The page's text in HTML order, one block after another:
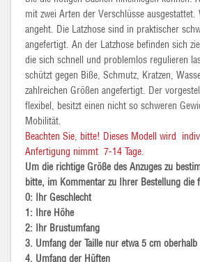
mit zwei Arten der Verschlüsse ausgestattet.
angeht. Die Latzhose sind in praktischer
angefertigt. An der Latzhose befinden sich
die sich schnell und problemlos regulieren
schützt gegen Biße, Schmutz, Kratzen,
zahlreichen Größen angefertigt. Der
flexibel, besitzt einen nicht so schweren
Mobilität.
Beachten Sie, bitte! Dieses Modell wird
Anfertigung nimmt 7-14 Tage.
Um die richtige Größe des Anzuges zu
bitte, im Kommentar zu Ihrer Bestellung die
0: Ihr Geschlecht
1: Ihre Höhe
2: Ihr Brustumfang
3. Umfang der Taille nur etwa 5 cm oberhalb
4. Umfang der Hüften